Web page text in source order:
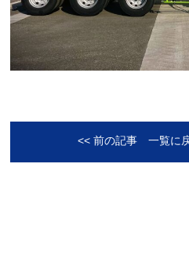
<< 前の記事 一覧に